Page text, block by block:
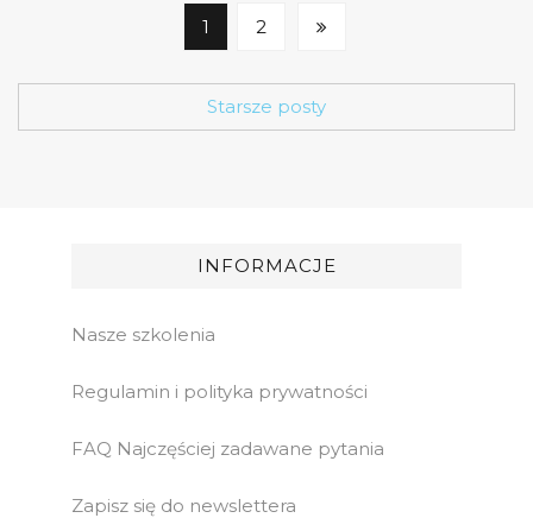
1 2
Starsze posty
INFORMACJE
Nasze szkolenia
Regulamin i polityka prywatności
FAQ Najczęściej zadawane pytania
Zapisz się do newslettera